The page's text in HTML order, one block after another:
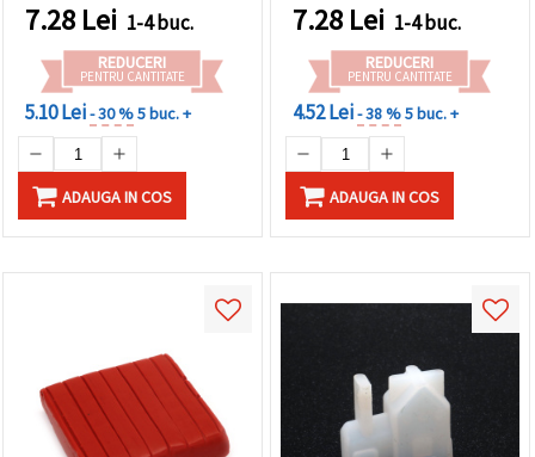
7.28 Lei 1-4 buc.
REDUCERI
PENTRU CANTITATE
5.10 Lei- 30 %5 buc. +
ADAUGA IN COS
7.28 Lei 1-4 buc.
REDUCERI
PENTRU CANTITATE
4.52 Lei- 38 %5 buc. +
ADAUGA IN COS